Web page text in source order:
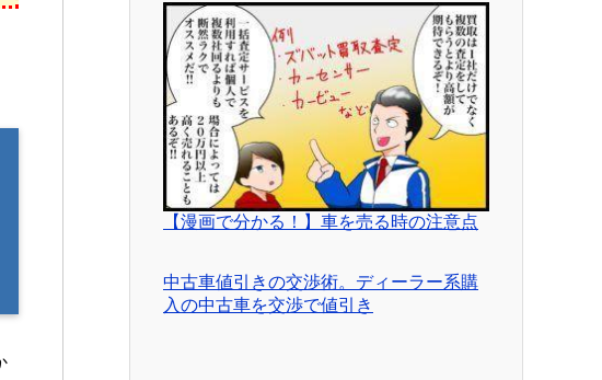
【漫画で分かる！】車を売る時の注意点
中古車値引きの交渉術。ディーラー系購
入の中古車を交渉で値引き